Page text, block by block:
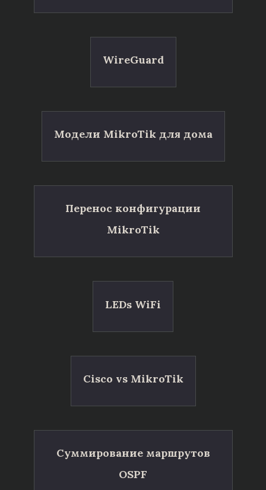
WireGuard
Модели MikroTik для дома
Перенос конфигурации
MikroTik
LEDs WiFi
Cisco vs MikroTik
Суммирование маршрутов
OSPF